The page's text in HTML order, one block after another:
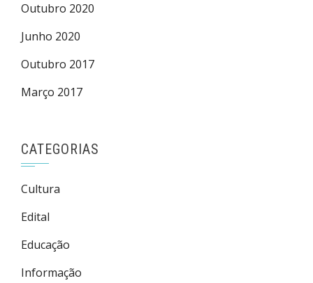
Outubro 2020
Junho 2020
Outubro 2017
Março 2017
CATEGORIAS
Cultura
Edital
Educação
Informação